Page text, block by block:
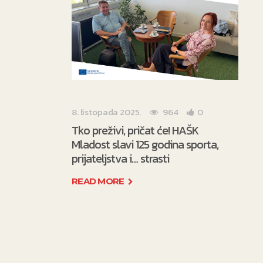
8. listopada 2025. 964 0
Tko preživi, pričat će! HAŠK
Mladost slavi 125 godina sporta,
prijateljstva i… strasti
READ MORE